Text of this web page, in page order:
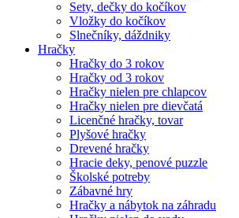
Sety, dečky do kočíkov
Vložky do kočíkov
Slnečníky, dáždniky
Hračky
Hračky do 3 rokov
Hračky od 3 rokov
Hračky nielen pre chlapcov
Hračky nielen pre dievčatá
Licenčné hračky, tovar
Plyšové hračky
Drevené hračky
Hracie deky, penové puzzle
Školské potreby
Zábavné hry
Hračky a nábytok na záhradu